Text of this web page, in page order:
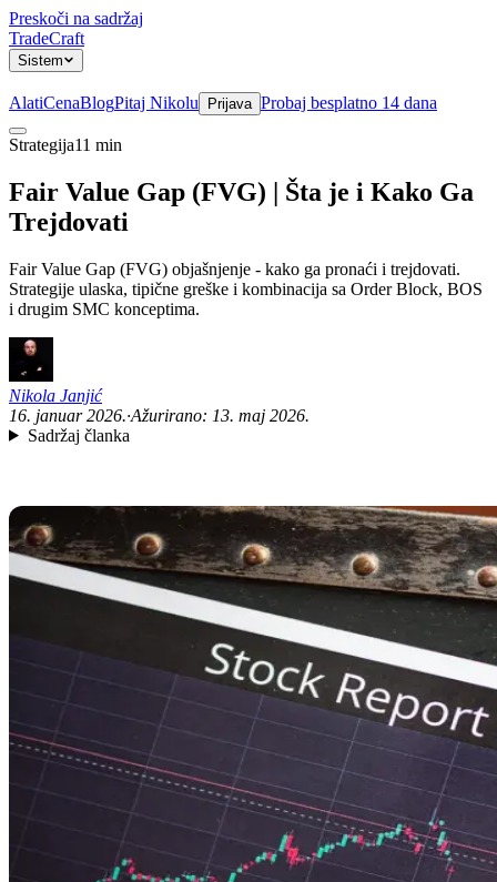
Preskoči na sadržaj
TradeCraft
Sistem
AlatiCenaBlogPitaj Nikolu Prijava Probaj besplatno 14 dana
Sistem
Strategija11 min
Fair Value Gap (FVG) | Šta je i Kako Ga
Trejdovati
Fair Value Gap (FVG) objašnjenje - kako ga pronaći i trejdovati.
Strategije ulaska, tipične greške i kombinacija sa Order Block, BOS
i drugim SMC konceptima.
Nikola Janjić
16. januar 2026.·Ažurirano: 13. maj 2026.
Sadržaj članka